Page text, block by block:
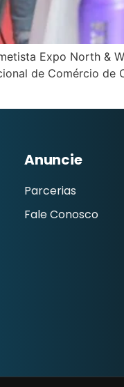
Expo North &
de Comércio de
Anuncie
Parcerias
Fale Conosco